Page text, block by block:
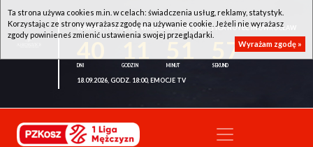
WKK ACTIVE HOTEL WROCŁAW - KSK QEMETICA NOTEĆ INOWROCŁAW
56
18.09.2026, GODZ. 18:00, EMOCJE TV
Ta strona używa cookies m.in. w celach: świadczenia usług, reklamy, statystyk.
Korzystając ze strony wyrażasz zgodę na używanie cookie. Jeżeli nie wyrażasz
zgody powinieneś zmienić ustawienia swojej przeglądarki.
Wyrażam zgodę »